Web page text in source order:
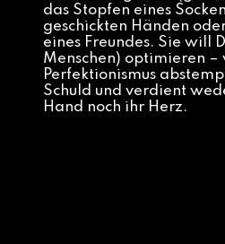
das Stopfen eines
geschickten Händen
eines Freundes. Sie will
Menschen) optimieren –
Perfektionismus
Schuld und verdient
Hand noch ihr Herz.